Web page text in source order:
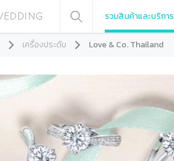
รวมสินค้าและบริการ
เครื่องประดับ Love & Co. Thailand